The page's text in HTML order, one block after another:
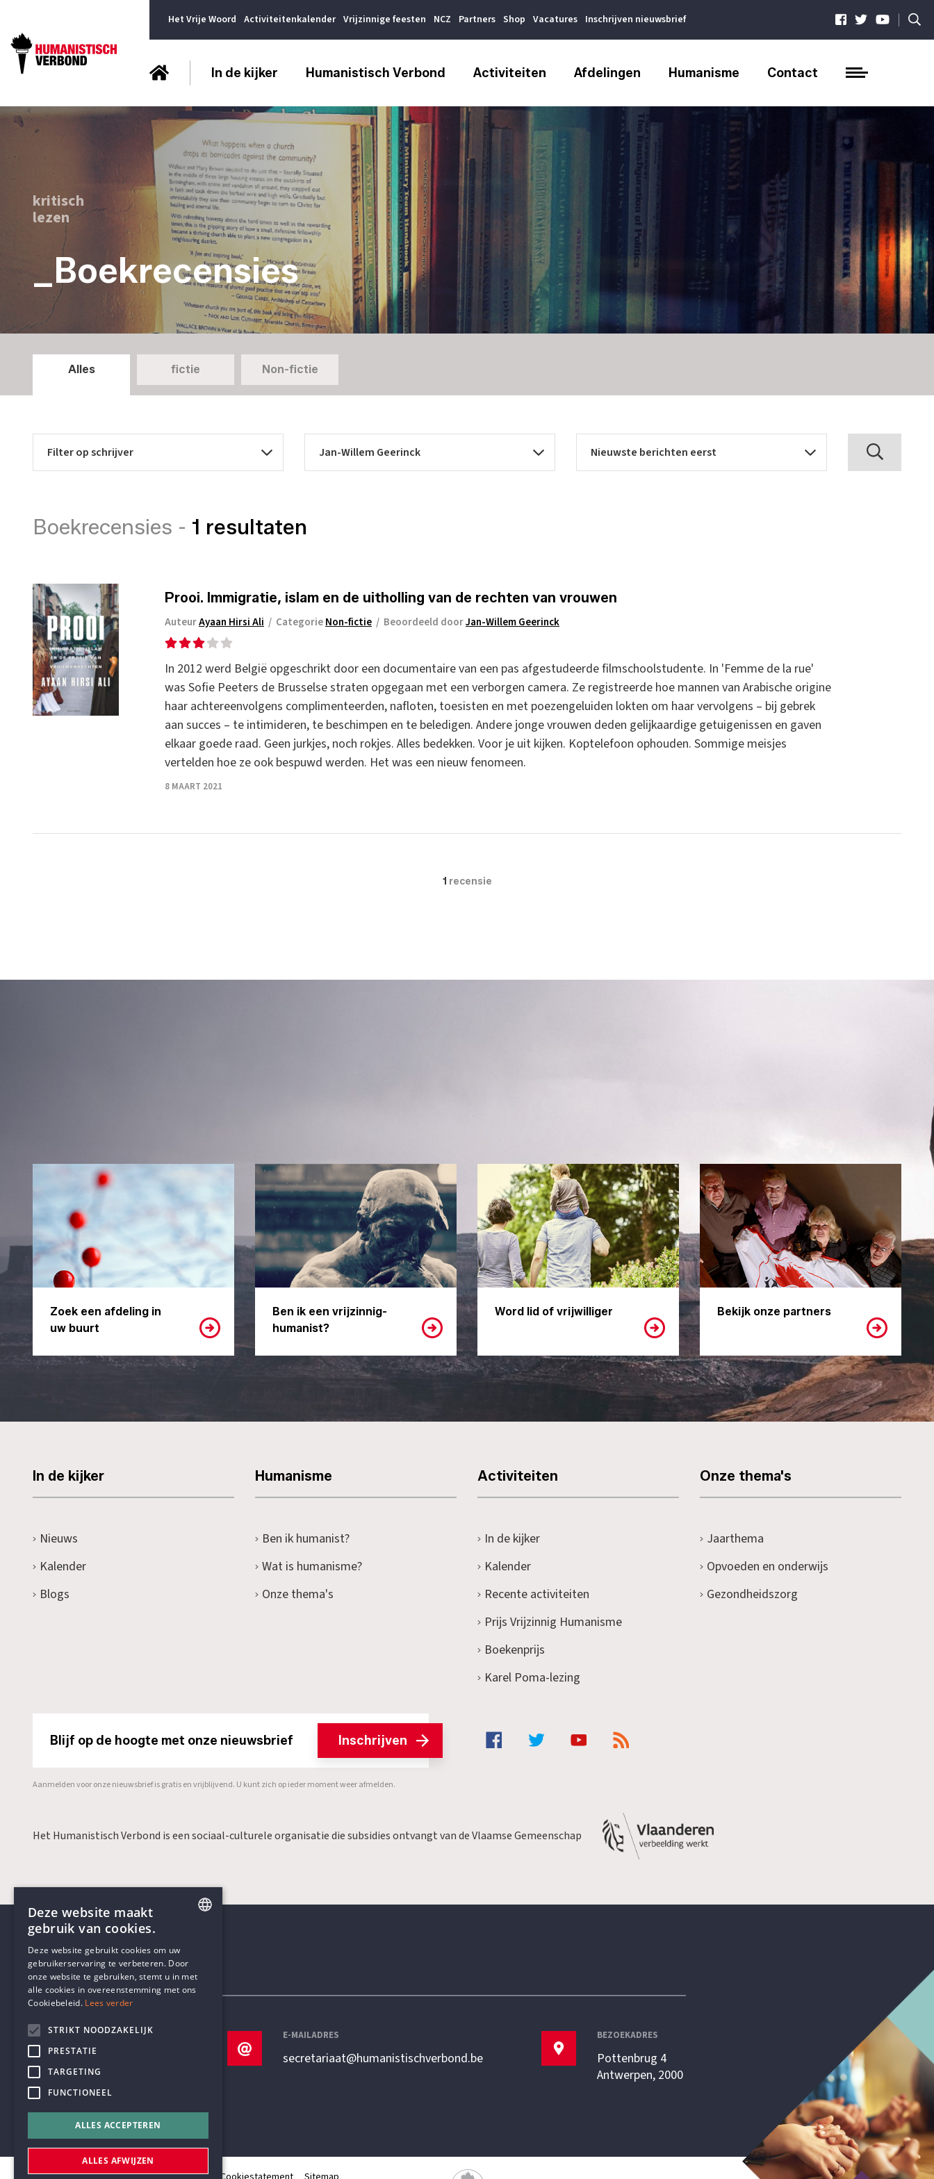
Het Vrije Woord Activiteitenkalender Vrijzinnige feesten NCZ Partners Shop Vacatures Inschrijven nieuwsbrief |
In de kijker Humanistisch Verbond Activiteiten Afdelingen Humanisme Contact
kritisch
lezen
_Boekrecensies
Alles fictie Non-fictie
Boekrecensies - 1 resultaten
Prooi. Immigratie, islam en de uitholling van de rechten van vrouwen
AuteurAyaan Hirsi Ali / CategorieNon-fictie / Beoordeeld doorJan-Willem Geerinck
In 2012 werd België opgeschrikt door een documentaire van een pas afgestudeerde filmschoolstudente. In 'Femme de la rue'
was Sofie Peeters de Brusselse straten opgegaan met een verborgen camera. Ze registreerde hoe mannen van Arabische origine
haar achtereenvolgens complimenteerden, nafloten, toesisten en met poezengeluiden lokten om haar vervolgens – bij gebrek
aan succes – te intimideren, te beschimpen en te beledigen. Andere jonge vrouwen deden gelijkaardige getuigenissen en gaven
elkaar goede raad. Geen jurkjes, noch rokjes. Alles bedekken. Voor je uit kijken. Koptelefoon ophouden. Sommige meisjes
vertelden hoe ze ook bespuwd werden. Het was een nieuw fenomeen.
8 MAART 2021
1 recensie
Zoek een afdeling in
uw buurt
Ben ik een vrijzinnig-
humanist?
Word lid of vrijwilliger Bekijk onze partners
In de kijker
Nieuws
Kalender
Blogs
Humanisme
Ben ik humanist?
Wat is humanisme?
Onze thema's
Activiteiten
In de kijker
Kalender
Recente activiteiten
Prijs Vrijzinnig Humanisme
Boekenprijs
Karel Poma-lezing
Onze thema's
Jaarthema
Opvoeden en onderwijs
Gezondheidszorg
Blijf op de hoogte met onze nieuwsbrief Inschrijven
Aanmelden voor onze nieuwsbrief is gratis en vrijblijvend. U kunt zich op ieder moment weer afmelden.
Het Humanistisch Verbond is een sociaal-culturele organisatie die subsidies ontvangt van de Vlaamse Gemeenschap
Contactgegevens
TELEFOON
+32 3 233 70 32
E-MAILADRES
secretariaat@humanistischverbond.be
BEZOEKADRES
Pottenbrug 4
Antwerpen, 2000
DUTCH
Deze website maakt
gebruik van cookies.
Deze website gebruikt cookies om uw
gebruikerservaring te verbeteren. Door
onze website te gebruiken, stemt u in met
alle cookies in overeenstemming met ons
Cookiebeleid. Lees verder
STRIKT NOODZAKELIJK
PRESTATIE
TARGETING
FUNCTIONEEL
ALLES ACCEPTEREN
ALLES AFWIJZEN